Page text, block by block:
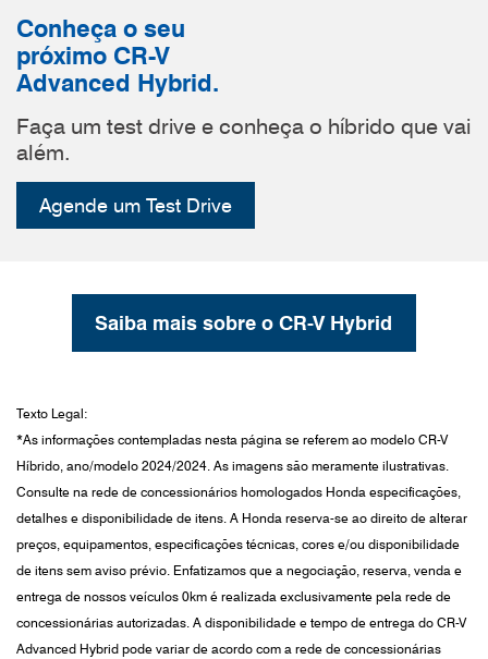
Conheça o seu
próximo CR-V
Advanced Hybrid.
Faça um test drive e conheça o híbrido que vai
além.
Agende um Test Drive
Saiba mais sobre o CR-V Hybrid
Texto Legal:
*As informações contempladas nesta página se referem ao modelo CR-V
Híbrido, ano/modelo 2024/2024. As imagens são meramente ilustrativas.
Consulte na rede de concessionários homologados Honda especificações,
detalhes e disponibilidade de itens. A Honda reserva-se ao direito de alterar
preços, equipamentos, especificações técnicas, cores e/ou disponibilidade
de itens sem aviso prévio. Enfatizamos que a negociação, reserva, venda e
entrega de nossos veículos 0km é realizada exclusivamente pela rede de
concessionárias autorizadas. A disponibilidade e tempo de entrega do CR-V
Advanced Hybrid pode variar de acordo com a rede de concessionárias